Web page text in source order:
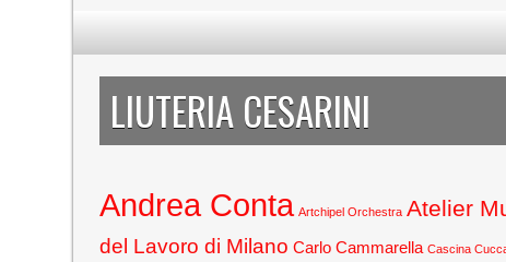
LIUTERIA CESARINI
Andrea Conta Artchipel Orchestra Atelier
del Lavoro di Milano Carlo Cammarella Cascina